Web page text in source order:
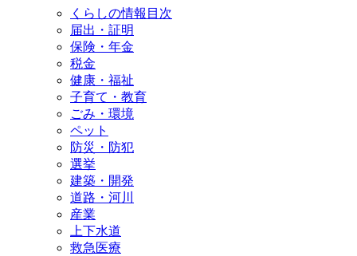
くらしの情報目次
届出・証明
保険・年金
税金
健康・福祉
子育て・教育
ごみ・環境
ペット
防災・防犯
選挙
建築・開発
道路・河川
産業
上下水道
救急医療